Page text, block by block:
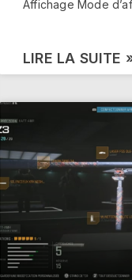
Affichage Mode
LIRE LA SUITE